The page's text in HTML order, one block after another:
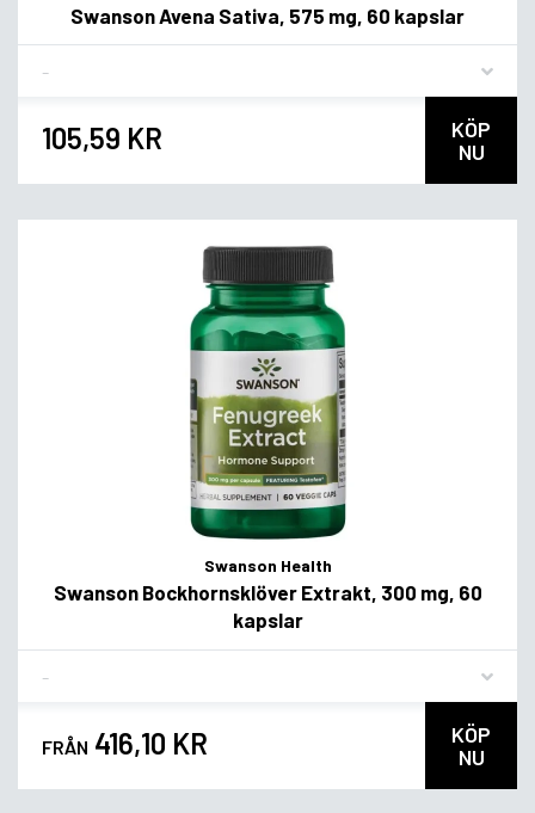
Swanson Avena Sativa, 575 mg, 60 kapslar
105,59 KR
KÖP
NU
Swanson Health
Swanson Bockhornsklöver Extrakt, 300 mg, 60
kapslar
FRÅN 416,10 KR
KÖP
NU